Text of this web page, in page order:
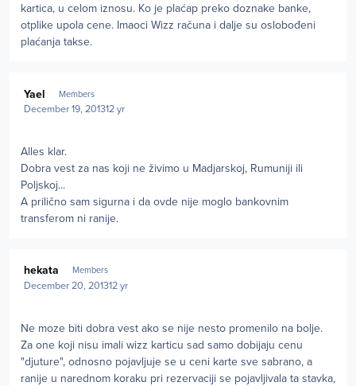
kartica, u celom iznosu. Ko je plaćap preko doznake banke,
otplike upola cene. Imaoci Wizz računa i dalje su oslobođeni
plaćanja takse.
Yael Members
December 19, 201312 yr
Alles klar.
Dobra vest za nas koji ne živimo u Madjarskoj, Rumuniji ili
Poljskoj...
A prilično sam sigurna i da ovde nije moglo bankovnim
transferom ni ranije.
hekata Members
December 20, 201312 yr
Ne moze biti dobra vest ako se nije nesto promenilo na bolje.
Za one koji nisu imali wizz karticu sad samo dobijaju cenu
"djuture", odnosno pojavljuje se u ceni karte sve sabrano, a
ranije u narednom koraku pri rezervaciji se pojavljivala ta stavka,